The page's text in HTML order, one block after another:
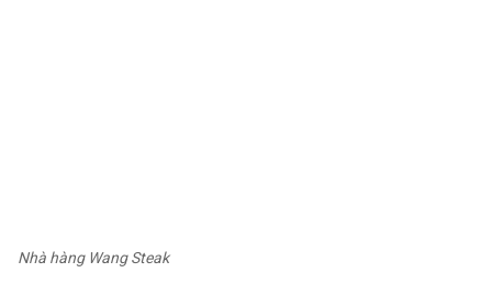
Nhà hàng Wang Steak